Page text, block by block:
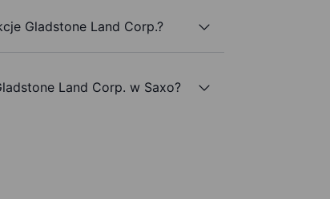
Gladstone Land Corp.?
Land Corp. w Saxo?